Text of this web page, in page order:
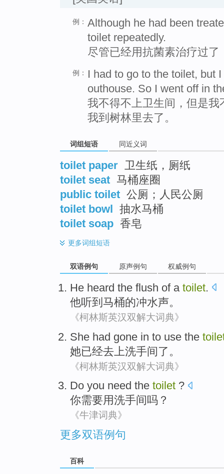
例： Although he had been
toilet repeatedly.
尽管已经用抗菌素治疗过
例：
I had to go to the toilet, but
outhouse. So I went off in
我不得不上卫生间，但是
我到树林里去了。
词组短语 同近义词
toilet paper 卫生纸，厕纸
toilet seat 马桶座圈
public toilet 公厕；人民公厕
toilet bowl 抽水马桶
toilet soap 香皂
更多词组短语
双语例句 原声例句 权威例句
He heard the flush ofa toilet.
他听到 马桶的冲水声。
《柯林斯英汉双解大词典》
She had gone in to use the
她已经去上洗手间了。
《柯林斯英汉双解大词典》
Do you need the toilet ?
你需要用洗手间吗？
《牛津词典》
更多双语例句
百科